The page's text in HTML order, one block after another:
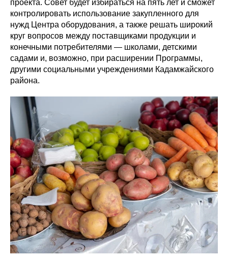
проекта. Совет будет избираться на пять лет и сможет
контролировать использование закупленного для
нужд Центра оборудования, а также решать широкий
круг вопросов между поставщиками продукции и
конечными потребителями — школами, детскими
садами и, возможно, при расширении Программы,
другими социальными учреждениями Кадамжайского
района.